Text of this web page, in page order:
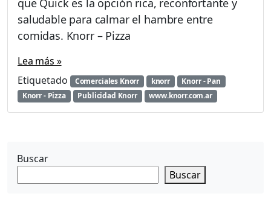
c
i
K
n
o
r
n
y
que Quick es la opción rica, reconfortante y
saludable para calmar el hambre entre
comidas. Knorr – Pizza
Lea más »
Etiquetado
Comerciales Knorr knorr
Knorr - Pan
Knorr - Pizza
Publicidad Knorr www.knorr.com.ar
Buscar
Buscar